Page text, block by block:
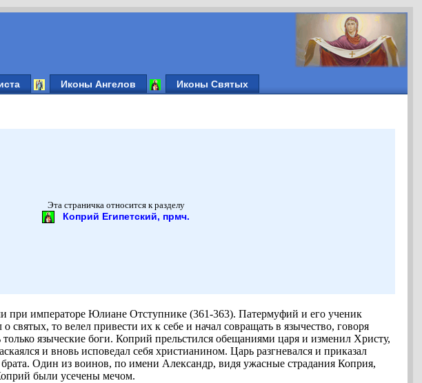
Иконы Ангелов Иконы Святых
Эта страничка относится к разделу
Коприй Египетский, прмч.
императоре Юлиане Отступнике (361-363). Патермуфий и его ученик
то велел привести их к себе и начал совращать в язычество, говоря
языческие боги. Коприй прельстился обещаниями царя и изменил Христу,
и вновь исповедал себя христианином. Царь разгневался и приказал
Один из воинов, по имени Александр, видя ужасные страдания Коприя,
были усечены мечом.